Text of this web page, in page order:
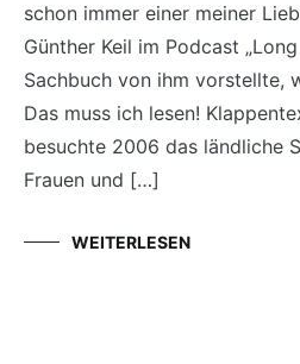
schon immer einer meiner
Günther Keil im Podcast
Sachbuch von ihm vorstellte,
Das muss ich lesen!
besuchte 2006 das ländliche
Frauen und […]
WEITERLESEN